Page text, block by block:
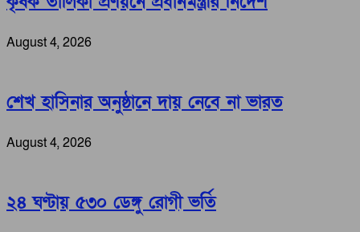
August 4, 2026
শেখ হাসিনার অনুষ্ঠানে দায় নেবে না ভারত
August 4, 2026
২৪ ঘণ্টায় ৫৩০ ডেঙ্গু রোগী ভর্তি